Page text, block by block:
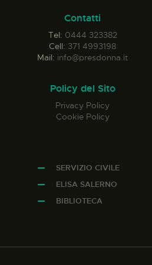
Contatti
Tel: 0444 323382
Cell: 371 4993198
Mail: info@presdonna.it
Policy del Sito
Privacy Policy
Cookie Policy
SERVIZIO CIVILE
ELISA SALERNO
BIBLIOTECA